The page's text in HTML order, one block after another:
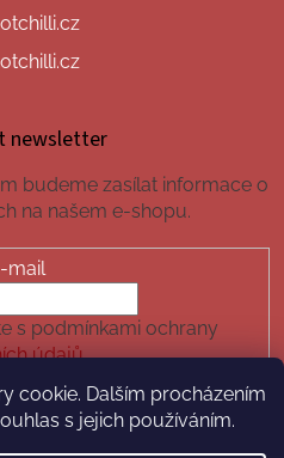
cookie. Dalším procházením
s jejich používáním.
newsletter
budeme zasílat informace o
na našem e-shopu.
mail
s podmínkami ochrany
údajů.
SE